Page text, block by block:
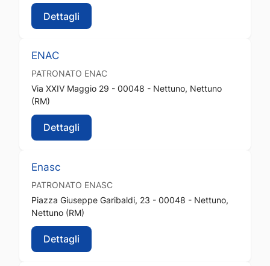
Dettagli
ENAC
PATRONATO ENAC
Via XXIV Maggio 29 - 00048 - Nettuno, Nettuno
(RM)
Dettagli
Enasc
PATRONATO ENASC
Piazza Giuseppe Garibaldi, 23 - 00048 - Nettuno,
Nettuno (RM)
Dettagli